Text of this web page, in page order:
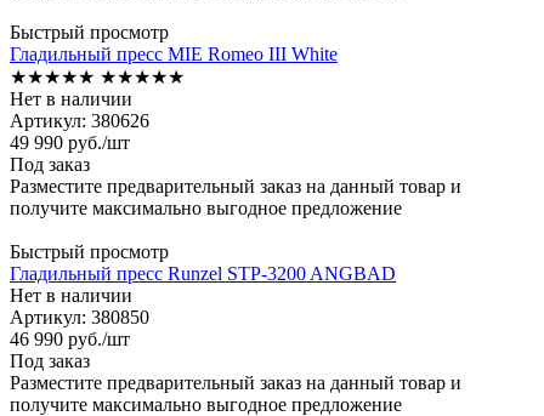
Быстрый просмотр
Гладильный пресс MIE Romeo III White
★★★★★ ★★★★★
Нет в наличии
Артикул: 380626
49 990 руб./шт
Под заказ
Разместите предварительный заказ на данный товар и
получите максимально выгодное предложение
Быстрый просмотр
Гладильный пресс Runzel STP-3200 ANGBAD
Нет в наличии
Артикул: 380850
46 990 руб./шт
Под заказ
Разместите предварительный заказ на данный товар и
получите максимально выгодное предложение